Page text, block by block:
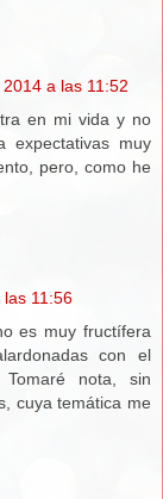
a las 11:52
en mi vida y no
expectativas muy
pero, como he
11:56
es muy fructífera
con el
nota, sin
cuya temática me